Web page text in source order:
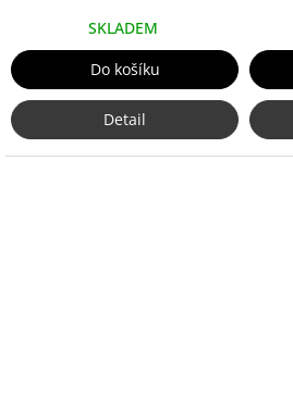
SKLADEM
Do košíku
Detail